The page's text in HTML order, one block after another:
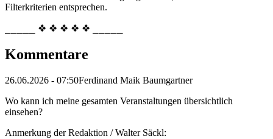
Filterkriterien entsprechen.
⎯⎯⎯⎯⎯ ❖ ❖ ❖ ❖ ❖ ⎯⎯⎯⎯⎯
Kommentare
26.06.2026 - 07:50Ferdinand Maik Baumgartner
Wo kann ich meine gesamten Veranstaltungen übersichtlich
einsehen?
Anmerkung der Redaktion /Walter Säckl: